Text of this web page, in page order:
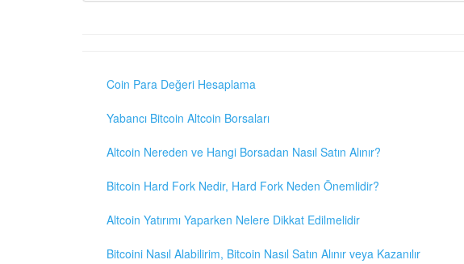
Coin Para Değeri Hesaplama
Yabancı Bitcoin Altcoin Borsaları
Altcoin Nereden ve Hangi Borsadan Nasıl Satın Alınır?
Bitcoin Hard Fork Nedir, Hard Fork Neden Önemlidir?
Altcoin Yatırımı Yaparken Nelere Dikkat Edilmelidir
Bitcoini Nasıl Alabilirim, Bitcoin Nasıl Satın Alınır veya Kazanılır